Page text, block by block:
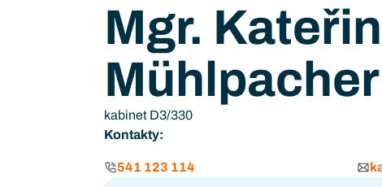
Mgr.
Mühlpacher
kabinet D3/330
Kontakty:
541 123 114